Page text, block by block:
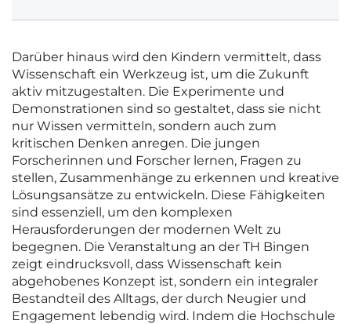
Darüber hinaus wird den Kindern vermittelt, dass
Wissenschaft ein Werkzeug ist, um die Zukunft
aktiv mitzugestalten. Die Experimente und
Demonstrationen sind so gestaltet, dass sie nicht
nur Wissen vermitteln, sondern auch zum
kritischen Denken anregen. Die jungen
Forscherinnen und Forscher lernen, Fragen zu
stellen, Zusammenhänge zu erkennen und kreative
Lösungsansätze zu entwickeln. Diese Fähigkeiten
sind essenziell, um den komplexen
Herausforderungen der modernen Welt zu
begegnen. Die Veranstaltung an der TH Bingen
zeigt eindrucksvoll, dass Wissenschaft kein
abgehobenes Konzept ist, sondern ein integraler
Bestandteil des Alltags, der durch Neugier und
Engagement lebendig wird. Indem die Hochschule